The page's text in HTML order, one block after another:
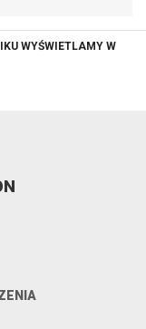
WYŚWIETLAMY W